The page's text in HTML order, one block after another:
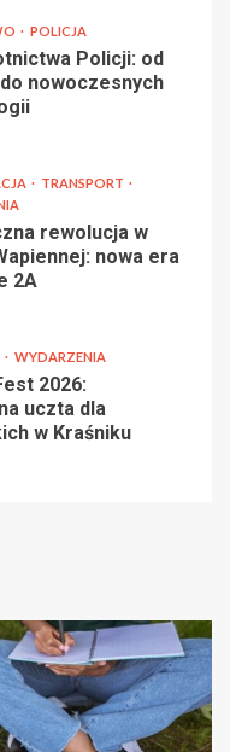
POLICJA
Policji: od
nowoczesnych
TRANSPORT
rewolucja w
nowa era
2A
WYDARZENIA
2026:
uczta dla
w Kraśniku